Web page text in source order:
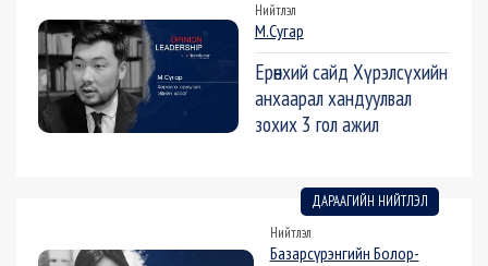
Нийтлэл
М.Сугар
Ерөнхий сайд Хүрэлсүхийн
анхаарал хандуулвал
зохих 3 гол ажил
ДАРААГИЙН НИЙТЛЭЛ
Нийтлэл
Базарсүрэнгийн Болор-